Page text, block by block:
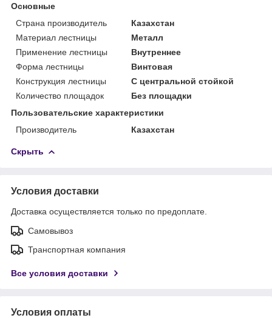
Основные
Страна производитель
Казахстан
Материал лестницы
Металл
Применение лестницы
Внутреннее
Форма лестницы
Винтовая
Конструкция лестницы
С центральной стойкой
Количество площадок
Без площадки
Пользовательские характеристики
Производитель
Казахстан
Скрыть
Условия доставки
Доставка осуществляется только по предоплате.
Самовывоз
Транспортная компания
Все условия доставки
Условия оплаты